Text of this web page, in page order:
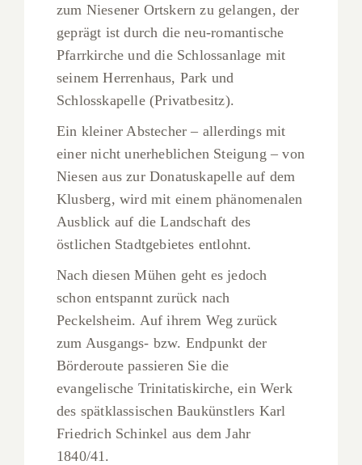
zum Niesener Ortskern zu gelangen, der
geprägt ist durch die neu-romantische
Pfarrkirche und die Schlossanlage mit
seinem Herrenhaus, Park und
Schlosskapelle (Privatbesitz).
Ein kleiner Abstecher – allerdings mit
einer nicht unerheblichen Steigung – von
Niesen aus zur Donatuskapelle auf dem
Klusberg, wird mit einem phänomenalen
Ausblick auf die Landschaft des
östlichen Stadtgebietes entlohnt.
Nach diesen Mühen geht es jedoch
schon entspannt zurück nach
Peckelsheim. Auf ihrem Weg zurück
zum Ausgangs- bzw. Endpunkt der
Börderoute passieren Sie die
evangelische Trinitatiskirche, ein Werk
des spätklassischen Baukünstlers Karl
Friedrich Schinkel aus dem Jahr
1840/41.